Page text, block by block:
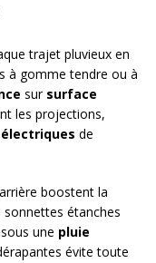
trajet pluvieux en
à gomme tendre ou à
sur surface
les projections,
de
boostent la
sonnettes étanches
une pluie
évite toute